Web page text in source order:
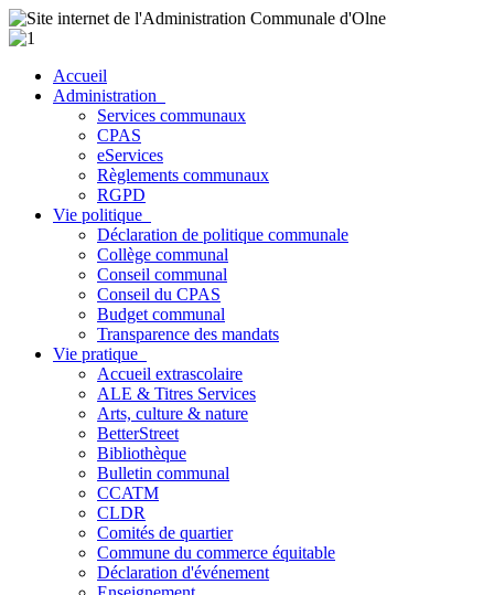
Accueil
Administration
Services communaux
CPAS
eServices
Règlements communaux
RGPD
Vie politique
Déclaration de politique communale
Collège communal
Conseil communal
Conseil du CPAS
Budget communal
Transparence des mandats
Vie pratique
Accueil extrascolaire
ALE & Titres Services
Arts, culture & nature
BetterStreet
Bibliothèque
Bulletin communal
CCATM
CLDR
Comités de quartier
Commune du commerce équitable
Déclaration d'événement